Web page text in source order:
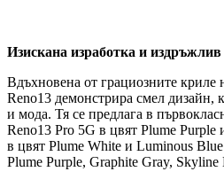
Изискана изработка и издръжлив
Вдъхновена от грациозните криле
Reno13 демонстрира смел дизайн,
и мода. Тя се предлага в
Reno13 Pro 5G в цвят Plume Purple
в цвят Plume White и Luminous
Plume Purple, Graphite Gray,